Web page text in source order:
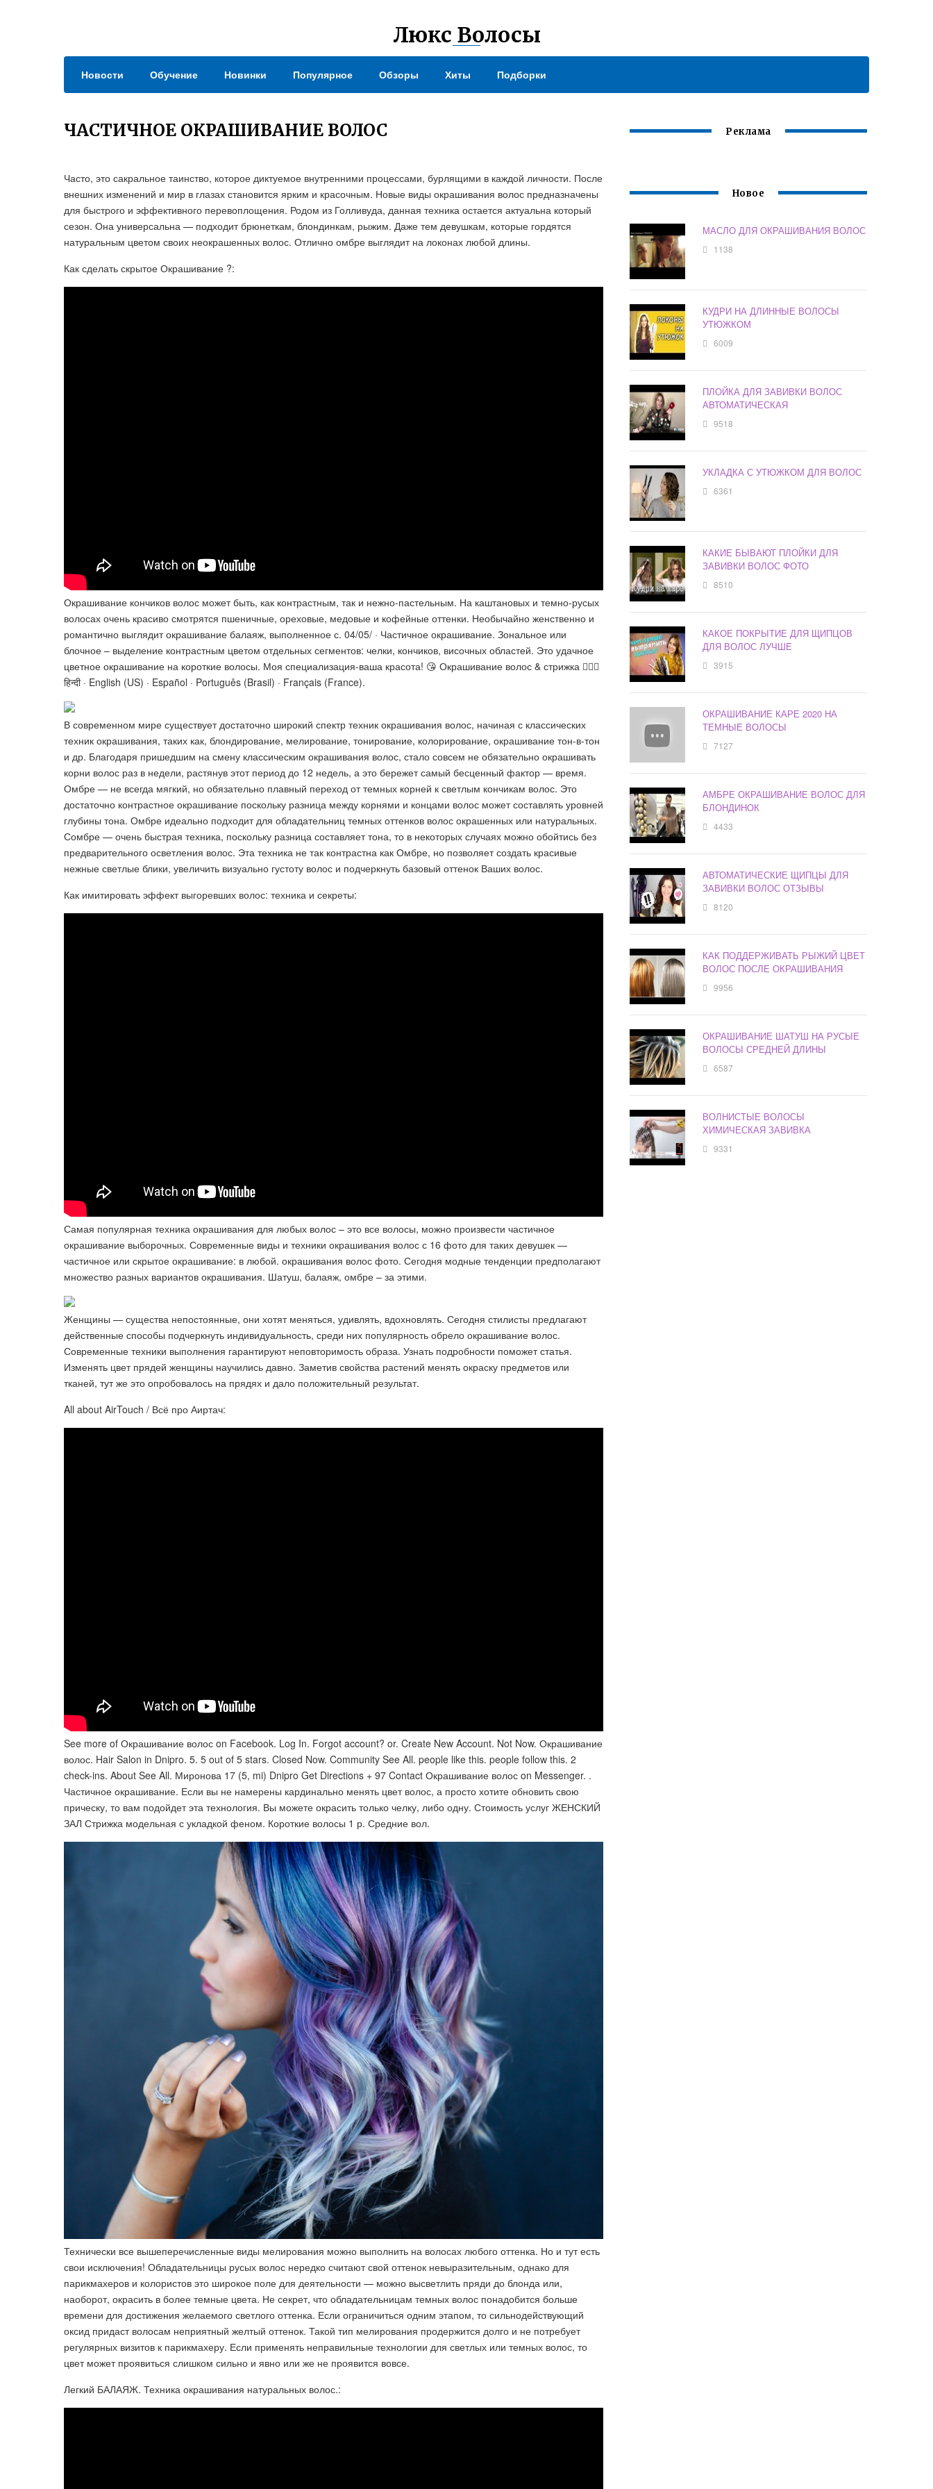
Люкс Волосы
Новости Обучение Новинки Популярное Обзоры Хиты Подборки
ЧАСТИЧНОЕ ОКРАШИВАНИЕ ВОЛОС
Часто, это сакральное таинство, которое диктуемое внутренними процессами, бурлящими в каждой личности. После
внешних изменений и мир в глазах становится ярким и красочным. Новые виды окрашивания волос предназначены
для быстрого и эффективного перевоплощения. Родом из Голливуда, данная техника остается актуальна который
сезон. Она универсальна — подходит брюнеткам, блондинкам, рыжим. Даже тем девушкам, которые гордятся
натуральным цветом своих неокрашенных волос. Отлично омбре выглядит на локонах любой длины.
Как сделать скрытое Окрашивание ?:
Окрашивание кончиков волос может быть, как контрастным, так и нежно-пастельным. На каштановых и темно-русых
волосах очень красиво смотрятся пшеничные, ореховые, медовые и кофейные оттенки. Необычайно женственно и
романтично выглядит окрашивание балаяж, выполненное с. 04/05/ · Частичное окрашивание. Зональное или
блочное – выделение контрастным цветом отдельных сегментов: челки, кончиков, височных областей. Это удачное
цветное окрашивание на короткие волосы. Моя специализация-ваша красота! 😘 Окрашивание волос & стрижка 💇🏼‍♀️
हिन्दी · English (US) · Español · Português (Brasil) · Français (France).
В современном мире существует достаточно широкий спектр техник окрашивания волос, начиная с классических
техник окрашивания, таких как, блондирование, мелирование, тонирование, колорирование, окрашивание тон-в-тон
и др. Благодаря пришедшим на смену классическим окрашивания волос, стало совсем не обязательно окрашивать
корни волос раз в недели, растянув этот период до 12 недель, а это бережет самый бесценный фактор — время.
Омбре — не всегда мягкий, но обязательно плавный переход от темных корней к светлым кончикам волос. Это
достаточно контрастное окрашивание поскольку разница между корнями и концами волос может составлять уровней
глубины тона. Омбре идеально подходит для обладательниц темных оттенков волос окрашенных или натуральных.
Сомбре — очень быстрая техника, поскольку разница составляет тона, то в некоторых случаях можно обойтись без
предварительного осветления волос. Эта техника не так контрастна как Омбре, но позволяет создать красивые
нежные светлые блики, увеличить визуально густоту волос и подчеркнуть базовый оттенок Ваших волос.
Как имитировать эффект выгоревших волос: техника и секреты:
Самая популярная техника окрашивания для любых волос – это все волосы, можно произвести частичное
окрашивание выборочных. Современные виды и техники окрашивания волос с 16 фото для таких девушек —
частичное или скрытое окрашивание: в любой. окрашивания волос фото. Сегодня модные тенденции предполагают
множество разных вариантов окрашивания. Шатуш, балаяж, омбре – за этими.
Женщины — существа непостоянные, они хотят меняться, удивлять, вдохновлять. Сегодня стилисты предлагают
действенные способы подчеркнуть индивидуальность, среди них популярность обрело окрашивание волос.
Современные техники выполнения гарантируют неповторимость образа. Узнать подробности поможет статья.
Изменять цвет прядей женщины научились давно. Заметив свойства растений менять окраску предметов или
тканей, тут же это опробовалось на прядях и дало положительный результат.
All about AirTouch / Всё про Аиртач:
See more of Окрашивание волос on Facebook. Log In. Forgot account? or. Create New Account. Not Now. Окрашивание
волос. Hair Salon in Dnipro. 5. 5 out of 5 stars. Closed Now. Community See All. people like this. people follow this. 2
check-ins. About See All. Миронова 17 (5, mi) Dnipro Get Directions + 97 Contact Окрашивание волос on Messenger. .
Частичное окрашивание. Если вы не намерены кардинально менять цвет волос, а просто хотите обновить свою
прическу, то вам подойдет эта технология. Вы можете окрасить только челку, либо одну. Стоимость услуг ЖЕНСКИЙ
ЗАЛ Стрижка модельная с укладкой феном. Короткие волосы 1 р. Средние вол.
Технически все вышеперечисленные виды мелирования можно выполнить на волосах любого оттенка. Но и тут есть
свои исключения! Обладательницы русых волос нередко считают свой оттенок невыразительным, однако для
парикмахеров и колористов это широкое поле для деятельности — можно высветлить пряди до блонда или,
наоборот, окрасить в более темные цвета. Не секрет, что обладательницам темных волос понадобится больше
времени для достижения желаемого светлого оттенка. Если ограничиться одним этапом, то сильнодействующий
оксид придаст волосам неприятный желтый оттенок. Такой тип мелирования продержится долго и не потребует
регулярных визитов к парикмахеру. Если применять неправильные технологии для светлых или темных волос, то
цвет может проявиться слишком сильно и явно или же не проявится вовсе.
Легкий БАЛАЯЖ. Техника окрашивания натуральных волос.:
Реклама
Новое
МАСЛО ДЛЯ ОКРАШИВАНИЯ ВОЛОС
1138
КУДРИ НА ДЛИННЫЕ ВОЛОСЫ
УТЮЖКОМ
6009
ПЛОЙКА ДЛЯ ЗАВИВКИ ВОЛОС
АВТОМАТИЧЕСКАЯ
9518
УКЛАДКА С УТЮЖКОМ ДЛЯ ВОЛОС
6361
КАКИЕ БЫВАЮТ ПЛОЙКИ ДЛЯ
ЗАВИВКИ ВОЛОС ФОТО
8510
КАКОЕ ПОКРЫТИЕ ДЛЯ ЩИПЦОВ
ДЛЯ ВОЛОС ЛУЧШЕ
3915
ОКРАШИВАНИЕ КАРЕ 2020 НА
ТЕМНЫЕ ВОЛОСЫ
7127
АМБРЕ ОКРАШИВАНИЕ ВОЛОС ДЛЯ
БЛОНДИНОК
4433
АВТОМАТИЧЕСКИЕ ЩИПЦЫ ДЛЯ
ЗАВИВКИ ВОЛОС ОТЗЫВЫ
8120
КАК ПОДДЕРЖИВАТЬ РЫЖИЙ ЦВЕТ
ВОЛОС ПОСЛЕ ОКРАШИВАНИЯ
9956
ОКРАШИВАНИЕ ШАТУШ НА РУСЫЕ
ВОЛОСЫ СРЕДНЕЙ ДЛИНЫ
6587
ВОЛНИСТЫЕ ВОЛОСЫ
ХИМИЧЕСКАЯ ЗАВИВКА
9331